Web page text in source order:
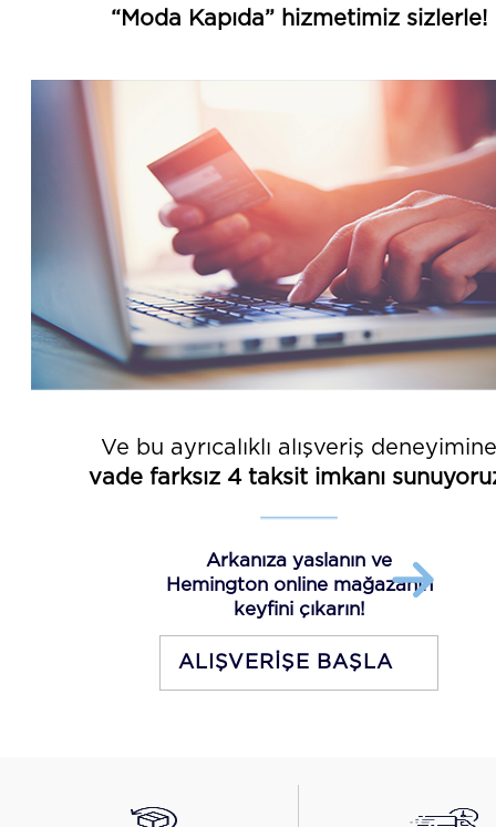
“Moda Kapıda” hizmetimiz sizlerle!
Ve bu ayrıcalıklı alışveriş deneyimine
vade farksız 4 taksit imkanı
Arkanıza yaslanın ve
Hemington online mağazanın
keyfini çıkarın!
ALIŞVERİŞE BAŞLA